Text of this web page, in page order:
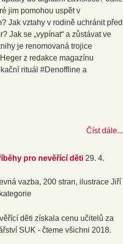
jim pomohou uspět v
Jak vztahy v rodině uchránit před
Jak se „vypínat“ a zůstávat ve
je renomovaná trojice
z redakce magazínu
rituál #Denoffline a
Číst dále...
pro nevěřící děti 29. 4.
vazba, 200 stran, ilustrace Jiří
děti získala cenu učitelů za
SUK - čteme všichni 2018.